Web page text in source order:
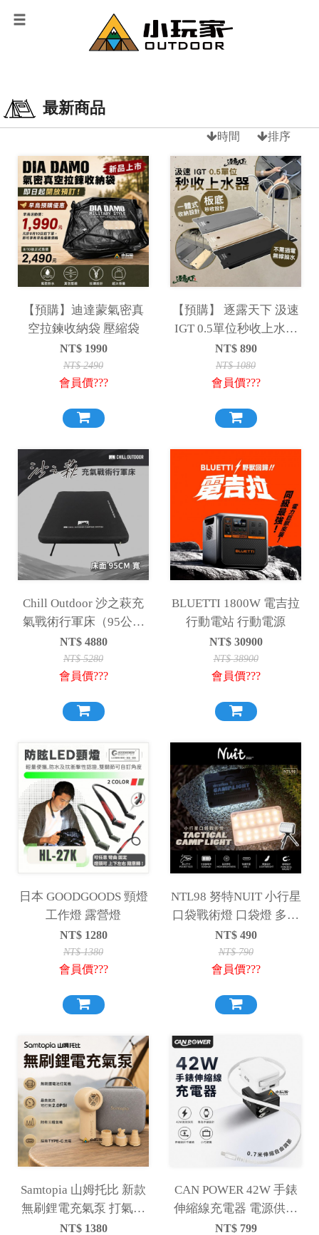
最新商品
時間 排序
【預購】迪達蒙氣密真
空拉鍊收納袋 壓縮袋
NT$ 1990
NT$2490
會員價???
【預購】 逐露天下 汲速
IGT 0.5單位秒收上水器
半單位 抽水器
NT$ 890
NT$1080
會員價???
Chill Outdoor 沙之萩充
氣戰術行軍床（95公分
寬）
NT$ 4880
NT$5280
會員價???
BLUETTI 1800W 電吉拉
行動電站 行動電源
NT$ 30900
NT$38900
會員價???
日本 GOODGOODS 頸燈
工作燈 露營燈
NT$ 1280
NT$1380
會員價???
NTL98 努特NUIT 小行星
口袋戰術燈 口袋燈 多功
能露營燈 露營卡片燈 照
明燈 補光燈 磁吸燈 戶外
警示燈
NT$ 490
NT$790
會員價???
Samtopia 山姆托比 新款
無刷鋰電充氣泵 打氣機
充氣機 幫浦
NT$ 1380
CAN POWER 42W 手錶
伸縮線充電器 電源供應
器 充電頭
NT$ 799